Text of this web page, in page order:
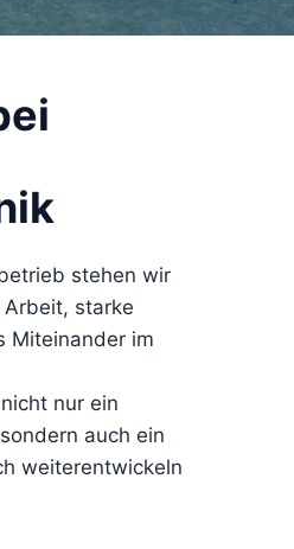
stehen wir
starke
Miteinander im
nur ein
auch ein
weiterentwickeln